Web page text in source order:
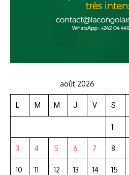
août 2026
L M M J V S
1
3 4 5 6 7 8
10 11 12 13 14 15